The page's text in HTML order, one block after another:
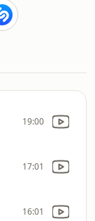
19:00
17:01
16:01